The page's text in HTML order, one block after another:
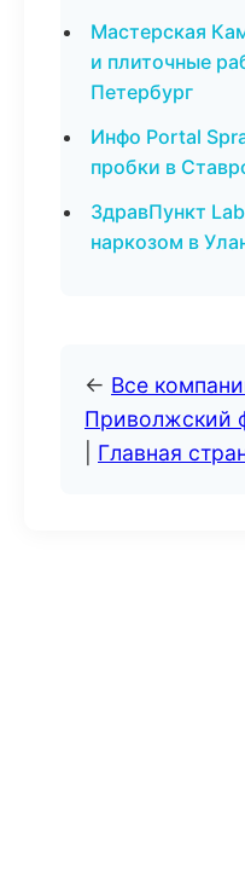
Мастерская
и плиточные
Петербург
Инфо Portal
пробки в
ЗдравПункт
наркозом в
← Все
Приволжский
Главная